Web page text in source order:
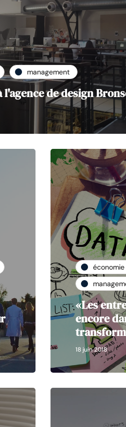
management
de design
économie
«Les
encore
18 juin 2018